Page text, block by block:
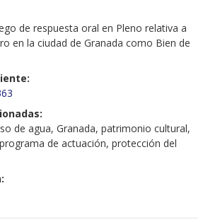
de respuesta oral en Pleno relativa a
en la ciudad de Granada como Bien de
de agua, Granada, patrimonio cultural,
de actuación, protección del